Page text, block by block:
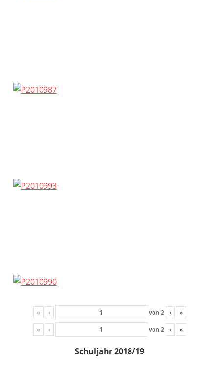
« ‹ von 2 › »
« ‹ von 2 › »
Schuljahr 2018/19